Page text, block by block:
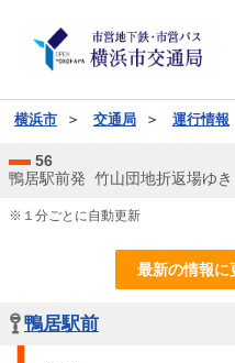
横浜市 ＞ 交通局 ＞ 運行情報
56
鴨居駅前発 竹山団地折返場ゆき
※１分ごとに自動更新
最新の情報に
鴨居駅前